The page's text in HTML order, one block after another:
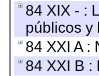
84 XIX - :
públicos y
84 XXI A :
84 XXI B :